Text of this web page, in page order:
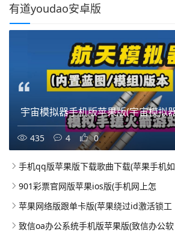
有道youdao安卓版
435 4 0
手机qq版苹果版下载歌曲下载(苹果手机如
901彩票官网版苹果ios版(手机网上怎
苹果网络版跟单卡版(苹果绕过id激活锁工
致信oa办公系统手机版苹果版(致信办公软